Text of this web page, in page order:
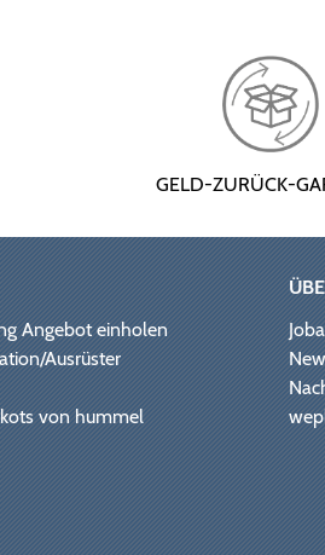
GELD-ZURÜCK-
Angebot einholen
Ausrüster
von hummel